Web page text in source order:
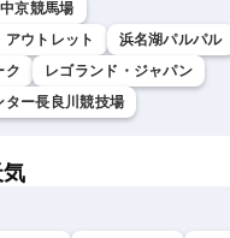
中京競馬場
ウトレット
浜名湖パルパル
ク
レゴランド・ジャパン
ター長良川競技場